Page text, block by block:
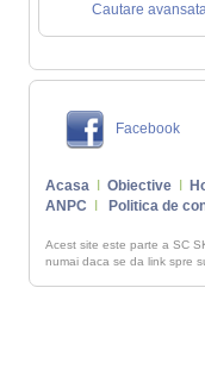
Cautare
Facebook
AcasaI ObiectiveI
ANPC
Politica de
Acest site este parte a SC
numai daca se da link spre